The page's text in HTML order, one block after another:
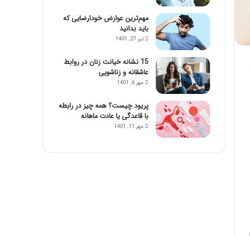
مهم‌ترین عوارض خودارضایی که
باید بدانید
تیر 27, 1401
15 نشانه خیانت زنان در روابط
عاشقانه و زناشویی
مهر 6, 1401
پریود چیست؟ همه چیز در رابطه
با قاعدگی یا عادت ماهانه
مهر 11, 1401